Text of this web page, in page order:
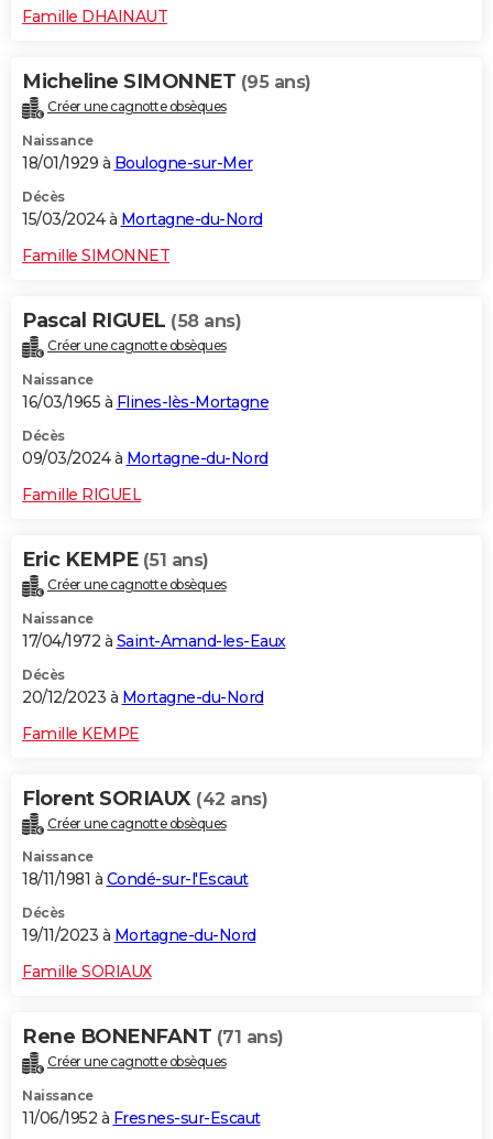
Famille DHAINAUT
Micheline SIMONNET (95 ans)
Créer une cagnotte obsèques
Naissance
18/01/1929 à Boulogne-sur-Mer
Décès
15/03/2024 à Mortagne-du-Nord
Famille SIMONNET
Pascal RIGUEL (58 ans)
Créer une cagnotte obsèques
Naissance
16/03/1965 à Flines-lès-Mortagne
Décès
09/03/2024 à Mortagne-du-Nord
Famille RIGUEL
Eric KEMPE (51 ans)
Créer une cagnotte obsèques
Naissance
17/04/1972 à Saint-Amand-les-Eaux
Décès
20/12/2023 à Mortagne-du-Nord
Famille KEMPE
Florent SORIAUX (42 ans)
Créer une cagnotte obsèques
Naissance
18/11/1981 à Condé-sur-l'Escaut
Décès
19/11/2023 à Mortagne-du-Nord
Famille SORIAUX
Rene BONENFANT (71 ans)
Créer une cagnotte obsèques
Naissance
11/06/1952 à Fresnes-sur-Escaut